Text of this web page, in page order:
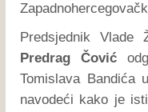
Predsjednik Vlade
Predrag Čović
Tomislava Bandića
navodeći kako je